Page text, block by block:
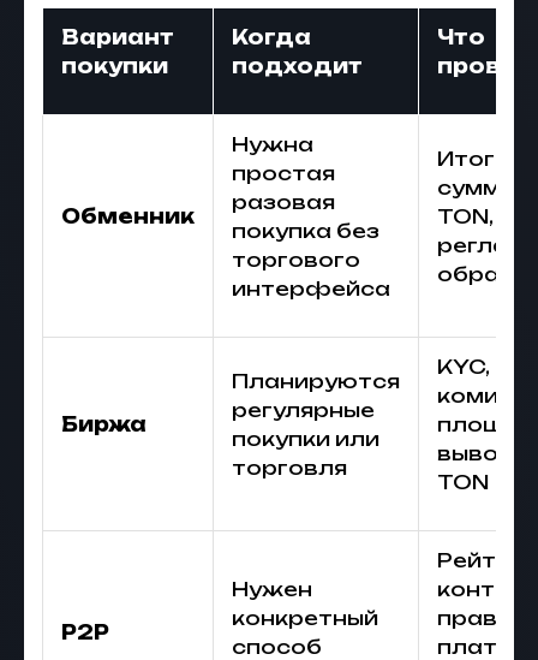
Вариант
покупки
Когда
подходит
Что
Обменник
Нужна
простая
разовая
покупка без
торгового
интерфейса
сумму,
TON,
Биржа
Планируются
регулярные
покупки или
торговля
KYC,
вывод в
TON
P2P
Нужен
конкретный
способ
Рейтинг